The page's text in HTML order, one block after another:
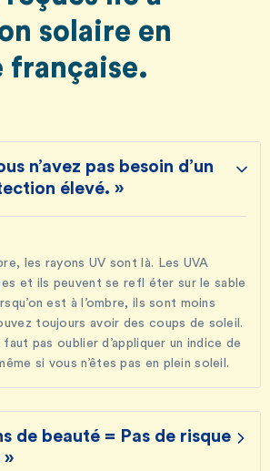
solaire en
française.
n’avez pas besoin d’un
élevé. »
les rayons UV sont là. Les UVA
et ils peuvent se refl éter sur le sable
est à l’ombre, ils sont moins
toujours avoir des coups de soleil.
pas oublier d’appliquer un indice de
si vous n’êtes pas en plein soleil.
de beauté = Pas de risque
»